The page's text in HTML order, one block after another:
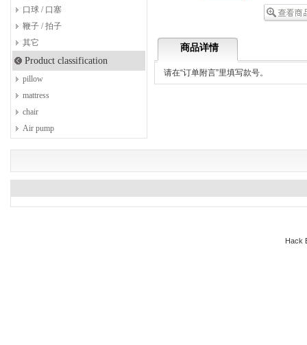
口球 / 口塞
鞭子 / 拍子
其它
Product classification
pillow
mattress
chair
Air pump
商品详情
请在“订单附言”里填写款号。
Hack